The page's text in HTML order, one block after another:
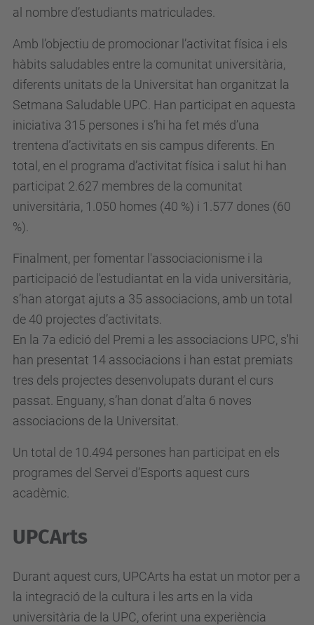
al nombre d’estudiants matriculades.
Amb l’objectiu de promocionar l’activitat física i els
hàbits saludables entre la comunitat universitària,
diferents unitats de la Universitat han organitzat la
Setmana Saludable UPC. Han participat en aquesta
iniciativa 315 persones i s’hi ha fet més d’una
trentena d’activitats en sis campus diferents. En
total, en el programa d’activitat física i salut hi han
participat 2.627 membres de la comunitat
universitària, 1.050 homes (40 %) i 1.577 dones (60
%).
Finalment, per fomentar l'associacionisme i la
participació de l'estudiantat en la vida universitària,
s’han atorgat ajuts a 35 associacions, amb un total
de 40 projectes d’activitats.
En la 7a edició del Premi a les associacions UPC, s'hi
han presentat 14 associacions i han estat premiats
tres dels projectes desenvolupats durant el curs
passat. Enguany, s’han donat d’alta 6 noves
associacions de la Universitat.
Un total de 10.494 persones han participat en els
programes del Servei d’Esports aquest curs
acadèmic.
UPCArts
Durant aquest curs, UPCArts ha estat un motor per a
la integració de la cultura i les arts en la vida
universitària de la UPC, oferint una experiència